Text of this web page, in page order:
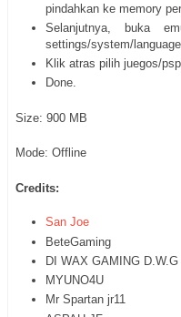
pindahkan ke memory
Selanjutnya, buka
settings/system/
Klik atras pilih juegos/
Done.
Size: 900 MB
Mode: Offline
Credits:
San Joe
BeteGaming
DI WAX GAMING D.W.G
MYUNO4U
Mr Spartan jr11